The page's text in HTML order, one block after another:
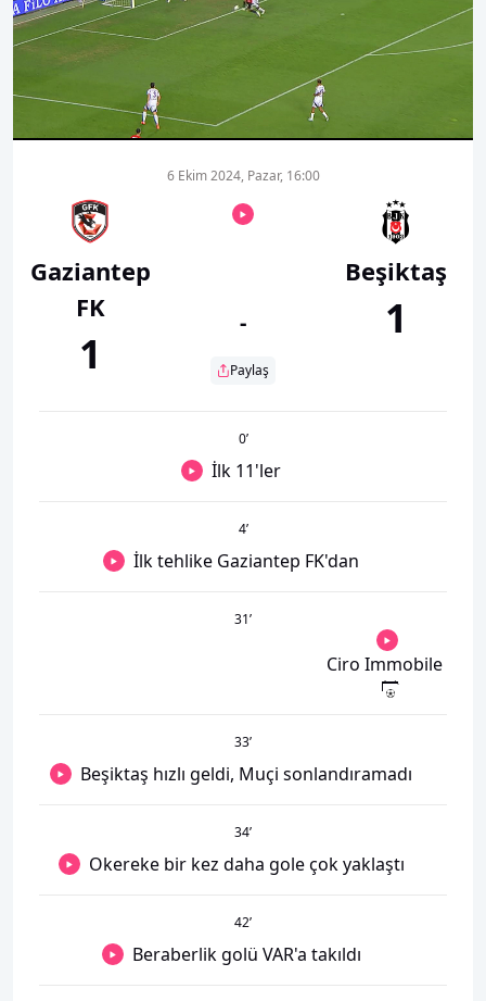
Gaziantep
FK
1
6 Ekim 2024, Pazar, 16:00
-
Paylaş
Beşiktaş
1
0’
İlk 11'ler
4’
İlk tehlike Gaziantep FK'dan
31’
Ciro Immobile
33’
Beşiktaş hızlı geldi, Muçi sonlandıramadı
34’
Okereke bir kez daha gole çok yaklaştı
42’
Beraberlik golü VAR'a takıldı